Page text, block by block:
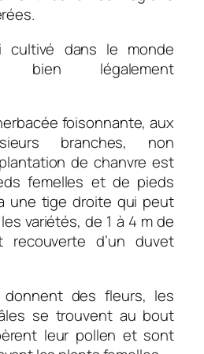
cultivé dans le monde
bien légalement
foisonnante, aux
branches, non
de chanvre est
femelles et de pieds
une tige droite qui peut
variétés, de 1 à 4 m de
d’un duvet
des fleurs, les
se trouvent au bout
leur pollen et sont